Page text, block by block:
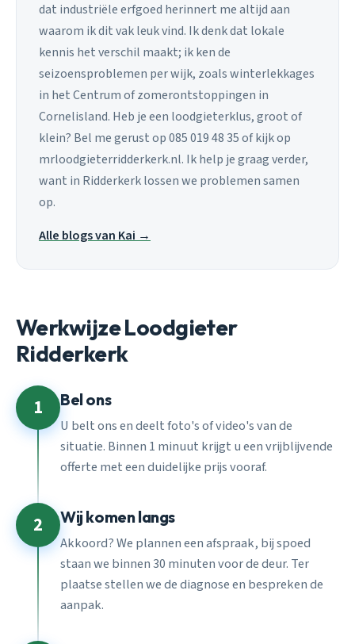
dat industriële erfgoed herinnert me altijd aan
waarom ik dit vak leuk vind. Ik denk dat lokale
kennis het verschil maakt; ik ken de
seizoensproblemen per wijk, zoals winterlekkages
in het Centrum of zomerontstoppingen in
Cornelisland. Heb je een loodgieterklus, groot of
klein? Bel me gerust op 085 019 48 35 of kijk op
mrloodgieterridderkerk.nl. Ik help je graag verder,
want in Ridderkerk lossen we problemen samen
op.
Alle blogs van Kai →
Werkwijze Loodgieter
Ridderkerk
1 Bel ons
U belt ons en deelt foto's of video's van de
situatie. Binnen 1 minuut krijgt u een vrijblijvende
offerte met een duidelijke prijs vooraf.
2 Wij komen langs
Akkoord? We plannen een afspraak, bij spoed
staan we binnen 30 minuten voor de deur. Ter
plaatse stellen we de diagnose en bespreken de
aanpak.